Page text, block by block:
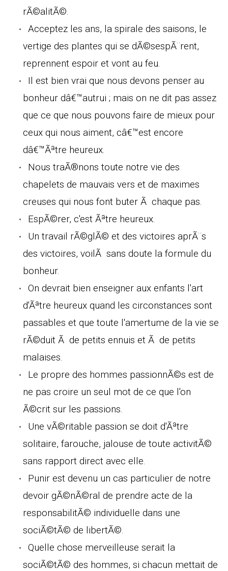
rÃ©alitÃ©.
Acceptez les ans, la spirale des saisons, le
vertige des plantes qui se dÃ©sespÃ¨rent,
reprennent espoir et vont au feu.
Il est bien vrai que nous devons penser au
bonheur dâ€™autrui ; mais on ne dit pas assez
que ce que nous pouvons faire de mieux pour
ceux qui nous aiment, câ€™est encore
dâ€™Ãªtre heureux.
Nous traÃ®nons toute notre vie des
chapelets de mauvais vers et de maximes
creuses qui nous font buter Ã chaque pas.
EspÃ©rer, c'est Ãªtre heureux.
Un travail rÃ©glÃ© et des victoires aprÃ¨s
des victoires, voilÃ sans doute la formule du
bonheur.
On devrait bien enseigner aux enfants l'art
d'Ãªtre heureux quand les circonstances sont
passables et que toute l'amertume de la vie se
rÃ©duit Ã de petits ennuis et Ã de petits
malaises.
Le propre des hommes passionnÃ©s est de
ne pas croire un seul mot de ce que l'on
Ã©crit sur les passions.
Une vÃ©ritable passion se doit d'Ãªtre
solitaire, farouche, jalouse de toute activitÃ©
sans rapport direct avec elle.
Punir est devenu un cas particulier de notre
devoir gÃ©nÃ©ral de prendre acte de la
responsabilitÃ© individuelle dans une
sociÃ©tÃ© de libertÃ©.
Quelle chose merveilleuse serait la
sociÃ©tÃ© des hommes, si chacun mettait de